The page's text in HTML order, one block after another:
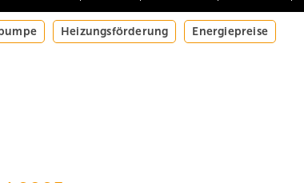
Heizungsförderung Energiepreise